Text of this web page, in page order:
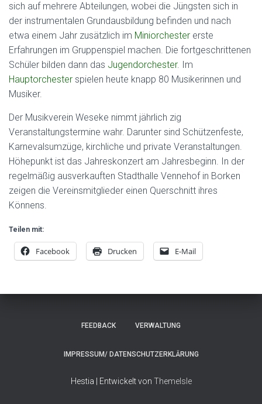
sich auf mehrere Abteilungen, wobei die Jüngsten sich in
der instrumentalen Grundausbildung befinden und nach
etwa einem Jahr zusätzlich im Miniorchester erste
Erfahrungen im Gruppenspiel machen. Die fortgeschrittenen
Schüler bilden dann das Jugendorchester. Im
Hauptorchester spielen heute knapp 80 Musikerinnen und
Musiker.
Der Musikverein Weseke nimmt jährlich zig
Veranstaltungstermine wahr. Darunter sind Schützenfeste,
Karnevalsumzüge, kirchliche und private Veranstaltungen.
Höhepunkt ist das Jahreskonzert am Jahresbeginn. In der
regelmäßig ausverkauften Stadthalle Vennehof in Borken
zeigen die Vereinsmitglieder einen Querschnitt ihres
Könnens.
Teilen mit:
Facebook Drucken E-Mail
FEEDBACK VERWALTUNG
IMPRESSUM/ DATENSCHUTZERKLÄRUNG
Hestia | Entwickelt von ThemeIsle